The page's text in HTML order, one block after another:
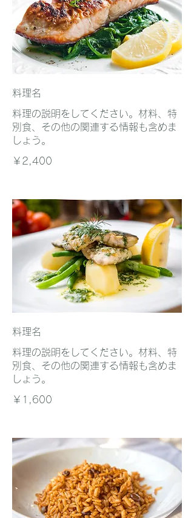
料理名
料理の説明をしてください。材料、特
別食、その他の関連する情報も含めま
しょう。
￥2,400
料理名
料理の説明をしてください。材料、特
別食、その他の関連する情報も含めま
しょう。
￥1,600